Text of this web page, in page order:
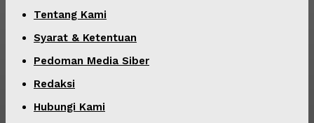
Tentang Kami
Syarat & Ketentuan
Pedoman Media Siber
Redaksi
Hubungi Kami